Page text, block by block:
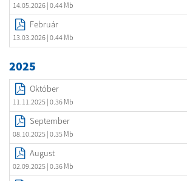
14.05.2026 | 0.44 Mb
Február
13.03.2026 | 0.44 Mb
2025
Október
11.11.2025 | 0.36 Mb
September
08.10.2025 | 0.35 Mb
August
02.09.2025 | 0.36 Mb